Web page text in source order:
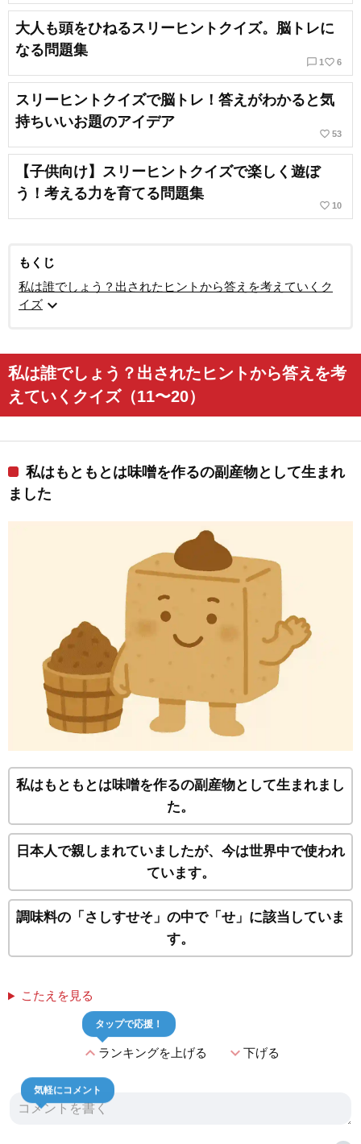
大人も頭をひねるスリーヒントクイズ。脳トレに
なる問題集
chat_bubble_outline 1 favorite_border 6
スリーヒントクイズで脳トレ！答えがわかると気
持ちいいお題のアイデア
favorite_border 53
【子供向け】スリーヒントクイズで楽しく遊ぼ
う！考える力を育てる問題集
favorite_border 10
もくじ
私は誰でしょう？出されたヒントから答えを考えていくク
イズ expand_more
私は誰でしょう？出されたヒントから答えを考
えていくクイズ（11〜20）
私はもともとは味噌を作るの副産物として生まれ
ました
私はもともとは味噌を作るの副産物として生まれまし
た。
日本人で親しまれていましたが、今は世界中で使われ
ています。
調味料の「さしすせそ」の中で「せ」に該当していま
す。
こたえを見る
expand_lessランキングを上げる
タップで応援！
expand_more下げる
気軽にコメント